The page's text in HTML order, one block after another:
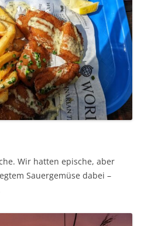
Wir hatten epische, aber
Sauergemüse dabei –